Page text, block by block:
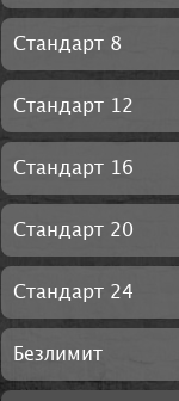
Стандарт 8
Стандарт 12
Стандарт 16
Стандарт 20
Стандарт 24
Безлимит